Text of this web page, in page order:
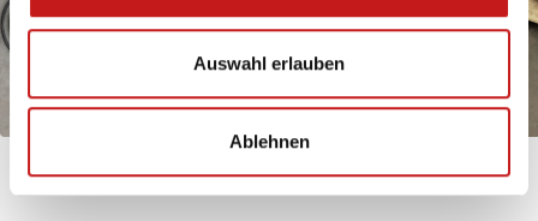
Auswahl erlauben
Ablehnen